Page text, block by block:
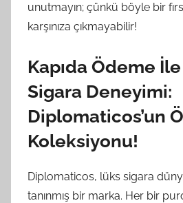
unutmayın; çünkü böyle bir
karşınıza çıkmayabilir!
Kapıda Ödeme
Sigara Deneyimi:
Diplomaticos’un
Koleksiyonu!
Diplomaticos, lüks sigara
tanınmış bir marka. Her bir